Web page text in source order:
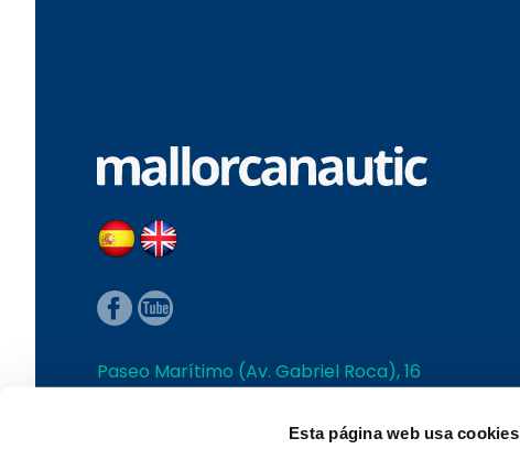
Esta página web usa cookies
Paseo Marítimo (Av. Gabriel Roca), 16
T+34 971 280 007 | L-V 10:00 a 18:00h